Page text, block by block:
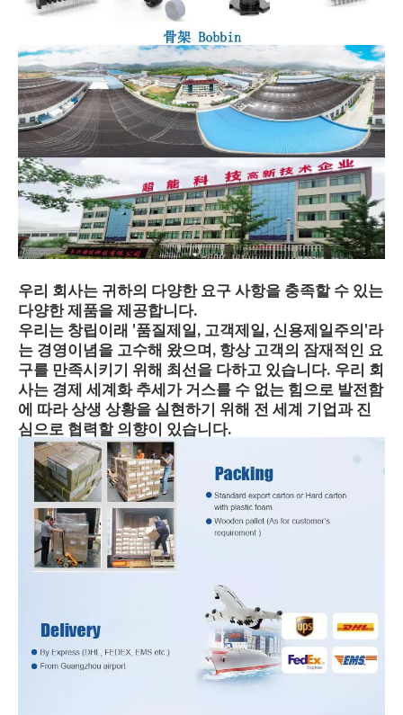
우리 회사는 귀하의 다양한 요구 사항을 충족할 수 있는
다양한 제품을 제공합니다.
우리는 창립이래 '품질제일, 고객제일, 신용제일주의'라
는 경영이념을 고수해 왔으며, 항상 고객의 잠재적인 요
구를 만족시키기 위해 최선을 다하고 있습니다. 우리 회
사는 경제 세계화 추세가 거스를 수 없는 힘으로 발전함
에 따라 상생 상황을 실현하기 위해 전 세계 기업과 진
심으로 협력할 의향이 있습니다.